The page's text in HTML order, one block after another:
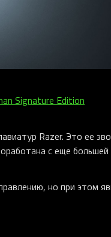
Signature Edition
Razer. Это ее
с еще большей
но при этом